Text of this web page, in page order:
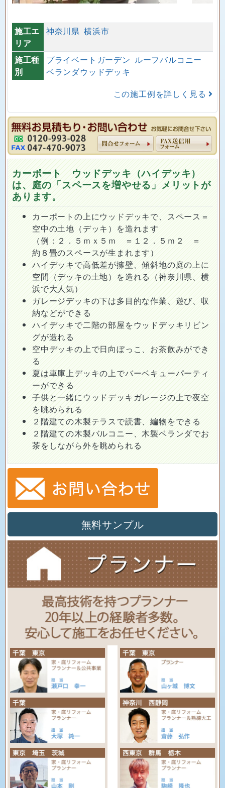
施工エ
リア
神奈川県 横浜市
施工種
別
プライベートガーデン ルーフバルコニー
ベランダウッドデッキ
この施工例を詳しく見る
カーポート ウッドデッキ（ハイデッキ）
は、庭の「スペースを増やせる」メリットが
あります。
カーポートの上にウッドデッキで、スペース＝
空中の土地（デッキ）を造れます
（例：２．５ｍｘ５ｍ ＝１２．５ｍ２ ＝
約８畳のスペースが生まれます）
ハイデッキで高低差が擁壁、傾斜地の庭の上に
空間（デッキの土地）を造れる（神奈川県、横
浜で大人気）
ガレージデッキの下は多目的な作業、遊び、収
納などができる
ハイデッキで二階の部屋をウッドデッキリビン
グが造れる
空中デッキの上で日向ぼっこ、お茶飲みができ
る
夏は車庫上デッキの上でバーベキューパーティ
ーができる
子供と一緒にウッドデッキガレージの上で夜空
を眺められる
２階建ての木製テラスで読書、編物をできる
２階建ての木製バルコニー、木製ベランダでお
茶をしながら外を眺められる
無料サンプル